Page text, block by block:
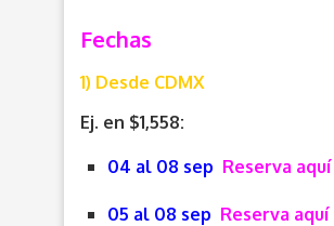
Fechas
1) Desde CDMX
Ej. en $1,558:
04 al 08 sep Reserva aquí
05 al 08 sep Reserva aquí